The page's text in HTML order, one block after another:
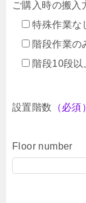
ご購入時の搬入
特殊作業な
階段作業の
階段10段以
設置階数 （必須）
Floor number